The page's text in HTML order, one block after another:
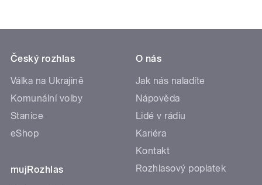
Český rozhlas
Válka na Ukrajině
Komunální volby
Stanice
eShop
mujRozhlas
O nás
Jak nás naladíte
Nápověda
Lidé v rádiu
Kariéra
Kontakt
Rozhlasový poplatek